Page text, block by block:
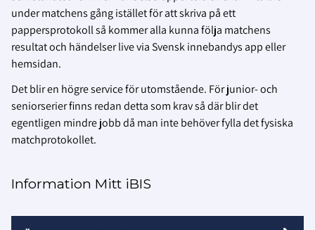
under matchens gång istället för att skriva på ett
pappersprotokoll så kommer alla kunna följa matchens
resultat och händelser live via Svensk innebandys app eller
hemsidan.
Det blir en högre service för utomstående. För junior- och
seniorserier finns redan detta som krav så där blir det
egentligen mindre jobb då man inte behöver fylla det fysiska
matchprotokollet.
Information Mitt iBIS